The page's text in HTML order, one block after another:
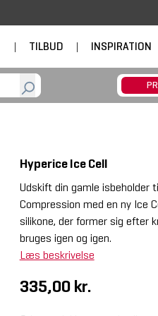
| TILBUD | INSPIRATION
Hyperice Ice Cell
Udskift din gamle isbeholder
Compression med en ny Ice
silikone, der former sig efter
bruges igen og igen.
Læs beskrivelse
335,00 kr.